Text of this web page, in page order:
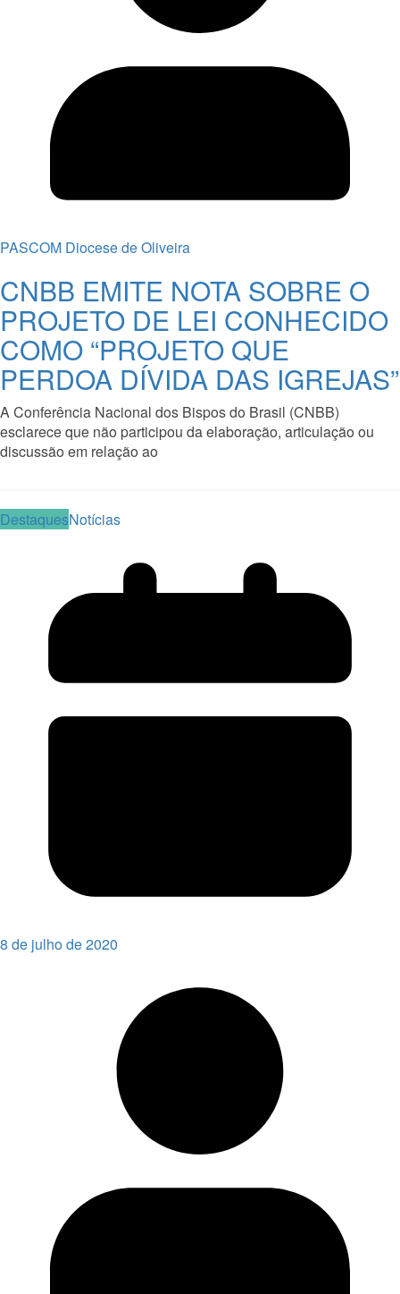
PASCOM Diocese de Oliveira
CNBB EMITE NOTA SOBRE O
PROJETO DE LEI CONHECIDO
COMO “PROJETO QUE
PERDOA DÍVIDA DAS IGREJAS”
A Conferência Nacional dos Bispos do Brasil (CNBB)
esclarece que não participou da elaboração, articulação ou
discussão em relação ao
DestaquesNotícias
8 de julho de 2020